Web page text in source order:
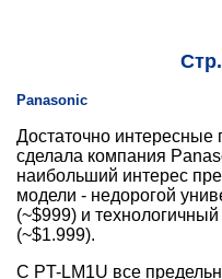
Panasonic
Достаточно интересные
сделала компания
наибольший интерес
модели - недорогой
(~$999) и
(~$1.999).
С PT-LM1U все